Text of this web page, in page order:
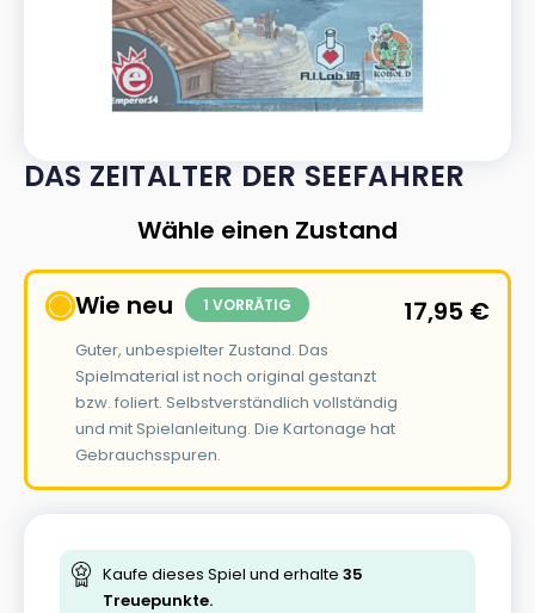
DAS ZEITALTER DER SEEFAHRER
Wähle einen Zustand
Wie neu 1 VORRÄTIG
Guter, unbespielter Zustand. Das
Spielmaterial ist noch original gestanzt
bzw. foliert. Selbstverständlich vollständig
und mit Spielanleitung. Die Kartonage hat
Gebrauchsspuren.
17,95 €
Kaufe dieses Spiel und erhalte 35
Treuepunkte.